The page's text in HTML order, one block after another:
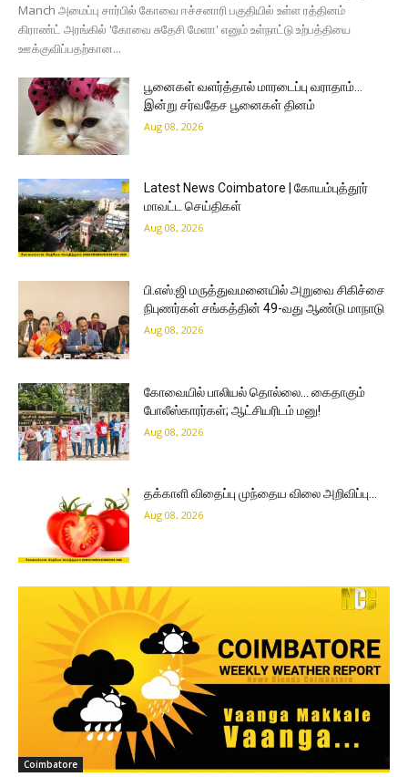
Manch அமைப்பு சார்பில் கோவை ஈச்சனாரி பகுதியில் உள்ள ரத்தினம்
கிராண்ட் அரங்கில் 'கோவை சுதேசி மேளா' எனும் உள்நாட்டு உற்பத்தியை
ஊக்குவிப்பதற்கான...
பூனைகள் வளர்த்தால் மாரடைப்பு வராதாம்…
இன்று சர்வதேச பூனைகள் தினம்
Aug 08, 2026
Latest News Coimbatore | கோயம்புத்தூர்
மாவட்ட செய்திகள்
Aug 08, 2026
பி.எஸ்.ஜி மருத்துவமனையில் அறுவை சிகிச்சை
நிபுணர்கள் சங்கத்தின் 49-வது ஆண்டு மாநாடு
Aug 08, 2026
கோவையில் பாலியல் தொல்லை… கைதாகும்
போலீஸ்காரர்கள்; ஆட்சியரிடம் மனு!
Aug 08, 2026
தக்காளி விதைப்பு முந்தைய விலை அறிவிப்பு…
Aug 08, 2026
Coimbatore